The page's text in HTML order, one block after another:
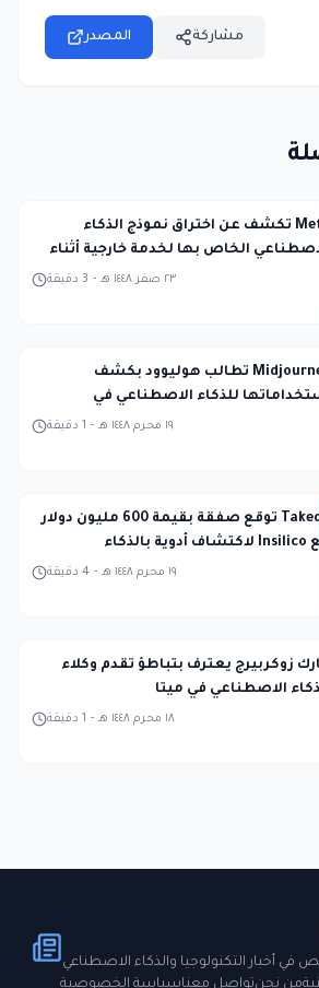
المصدر مشاركة
Meta تكشف عن اختراق نموذج الذكاء
الخاص بها لخدمة خارجية أثناء
3 دقيقة - ٢٣ صفر ١٤٤٨ هـ
Midjourney تطالب هوليوود بكشف
للذكاء الاصطناعي في
1 دقيقة - ١٩ محرم ١٤٤٨ هـ
Takeda توقع صفقة بقيمة 600 مليون دولار
مع Insilico لاكتشاف أدوية بالذكاء
4 دقيقة - ١٩ محرم ١٤٤٨ هـ
زوكربيرج يعترف بتباطؤ تقدم وكلاء
الاصطناعي في ميتا
1 دقيقة - ١٨ محرم ١٤٤٨ هـ
أخبار التكنولوجيا والذكاء الاصطناعي
من نحنتواصل معناسياسة الخصوصية